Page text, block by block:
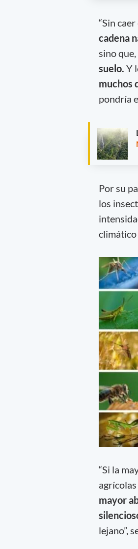
“Sin
cadena
sino
suelo. Y
muchos
pondría
Por su
los
climático
“Si la
mayor
lejano”,